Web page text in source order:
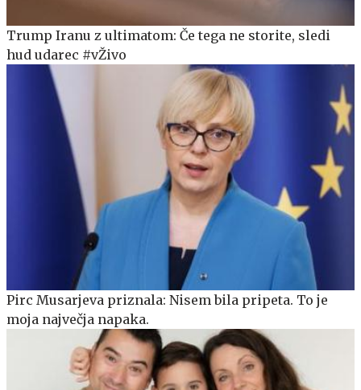
Trump Iranu z ultimatom: Če tega ne storite, sledi
hud udarec #vŽivo
Pirc Musarjeva priznala: Nisem bila pripeta. To je
moja največja napaka.